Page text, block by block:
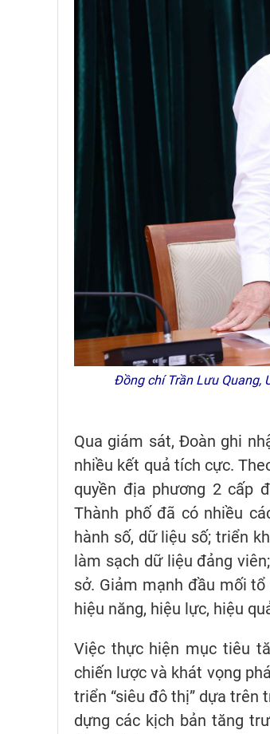
Đồng chí Trần Lưu Quang,
Qua giám sát, Đoàn ghi
nhiều kết quả tích cực.
quyền địa phương 2 cấp
Thành phố đã có nhiều
hành số, dữ liệu số; triển
làm sạch dữ liệu đảng
sở. Giảm mạnh đầu mối
hiệu năng, hiệu lực, hiệu
Việc thực hiện mục tiêu
chiến lược và khát vọng
triển “siêu đô thị” dựa trên
dựng các kịch bản tăng